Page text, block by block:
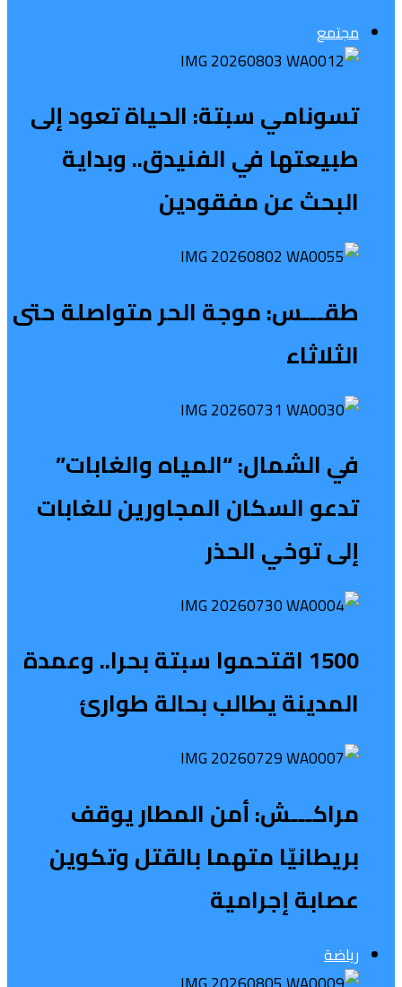
مجتمع
تسونامي سبتة: الحياة تعود إلى
طبيعتها في الفنيدق.. وبداية
البحث عن مفقودين
طقـــس: موجة الحر متواصلة حتى
الثلاثاء
في الشمال: “المياه والغابات”
تدعو السكان المجاورين للغابات
إلى توخي الحذر
1500 اقتحموا سبتة بحرا.. وعمدة
المدينة يطالب بحالة طوارئ
مراكـــش: أمن المطار يوقف
بريطانيّا متهما بالقتل وتكوين
عصابة إجرامية
رياضة